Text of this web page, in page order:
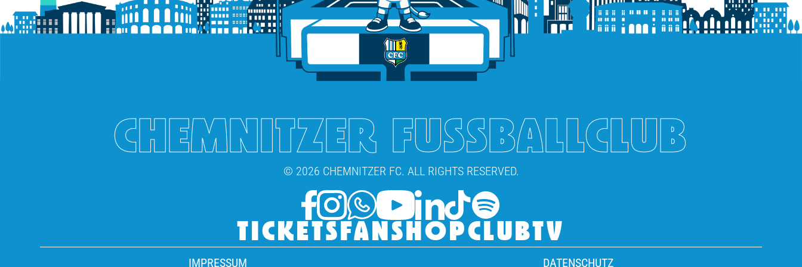
CHEMNITZER FUSSBALLCLUB
© 2026 CHEMNITZER FC. ALL RIGHTS RESERVED.
TICKETSFANSHOPCLUBTV
IMPRESSUM DATENSCHUTZ